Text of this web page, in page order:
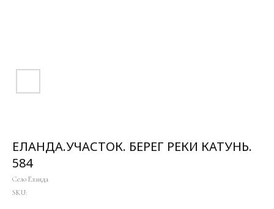
ЕЛАНДА.УЧАСТОК. БЕРЕГ РЕКИ КАТУНЬ.
584
Село Еланда
SKU: